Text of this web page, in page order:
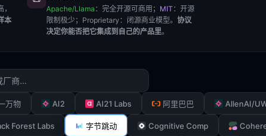
本
Apache/Llama ：完全开源可商用； MIT ：开源
限制极少； Proprietary ：闭源商业模型。 协议
决定你能否把它集成到自己的产品里。
万物 AI2 AI21 Labs 阿里巴巴 AllenAI/
Forest Labs 字节跳动 Cognitive Comp